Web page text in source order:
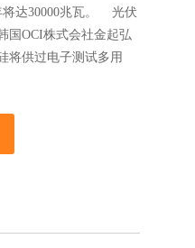
将达30000兆瓦。 光伏
国OCI株式会社金起弘
将供过电子测试多用